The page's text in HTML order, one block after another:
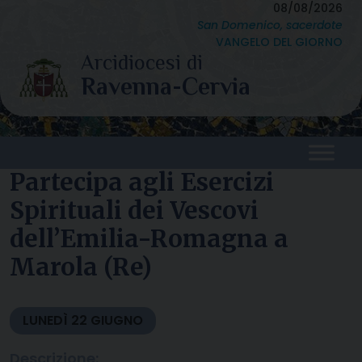
content
08/08/2026
San Domenico, sacerdote
VANGELO DEL GIORNO
Partecipa agli Esercizi
Spirituali dei Vescovi
dell’Emilia-Romagna a
Marola (Re)
LUNEDÌ 22 GIUGNO